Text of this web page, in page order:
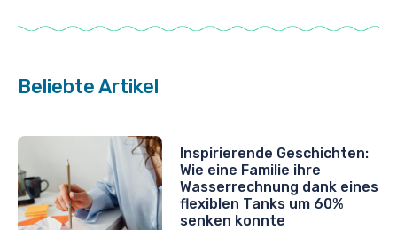
Beliebte Artikel
Inspirierende Geschichten:
Wie eine Familie ihre
Wasserrechnung dank eines
flexiblen Tanks um 60%
senken konnte